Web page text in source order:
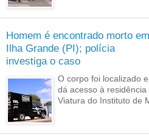
Homem é encontrado morto em
Ilha Grande (PI); polícia
investiga o caso
O corpo foi localizado
dá acesso à
Viatura do Instituto de